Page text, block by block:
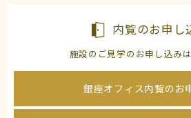
内覧のお申し
施設のご見学のお申し込み
銀座オフィス内覧のお